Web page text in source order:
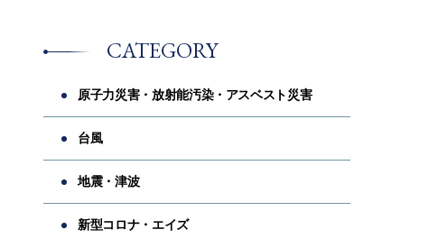
CATEGORY
原子力災害・放射能汚染・アスベスト災害
台風
地震・津波
新型コロナ・エイズ